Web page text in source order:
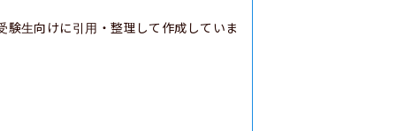
生向けに引用・整理して作成していま